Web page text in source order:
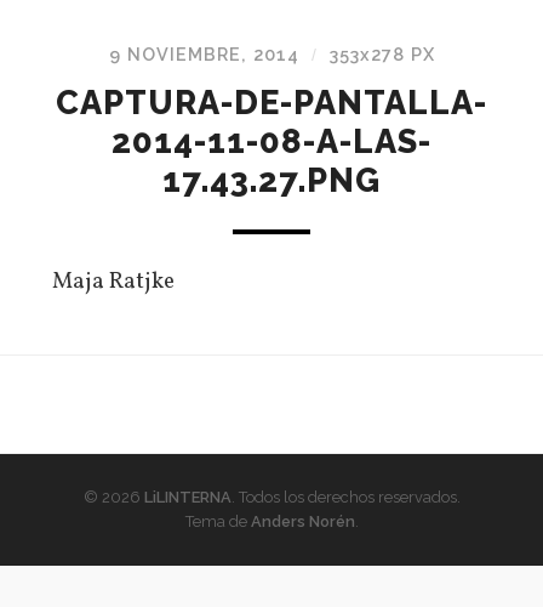
9 NOVIEMBRE, 2014 / 353x278 PX
CAPTURA-DE-PANTALLA-
2014-11-08-A-LAS-
17.43.27.PNG
Maja Ratjke
© 2026 LiLINTERNA. Todos los derechos reservados.
Tema de Anders Norén.